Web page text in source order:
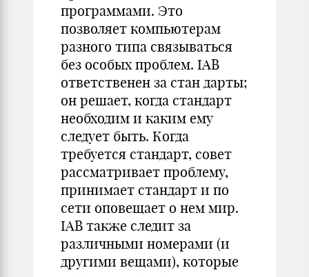
программами. Это
позволяет компьютерам
разного типа связываться
без особых проблем. IAB
ответственен за стан дарты;
он решает, когда стандарт
необходим и каким ему
следует быть. Когда
требуется стандарт, совет
рассматривает проблему,
принимает стандарт и по
сети оповещает о нем мир.
IAB также следит за
различными номерами (и
другими вещами), которые